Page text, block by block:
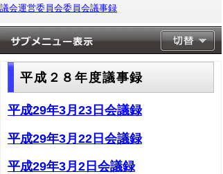
議会運営委員会委員会議事録
平成２８年度議事録
平成29年3月23日会議録
平成29年3月22日会議録
平成29年3月2日会議録